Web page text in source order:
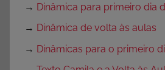
→ Dinâmica para primeiro dia
→ Dinâmica de volta às aulas
→ Dinâmicas para o primeiro